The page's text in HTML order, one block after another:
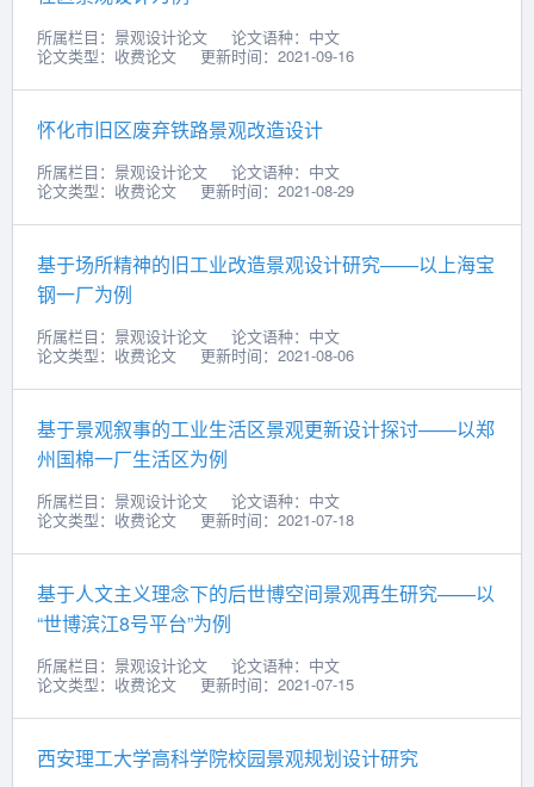
所属栏目：景观设计论文
论文语种：中文
论文类型：收费论文
更新时间：2021-09-16
怀化市旧区废弃铁路景观改造设计
所属栏目：景观设计论文
论文语种：中文
论文类型：收费论文
更新时间：2021-08-29
基于场所精神的旧工业改造景观设计研究——以上海宝
钢一厂为例
所属栏目：景观设计论文
论文语种：中文
论文类型：收费论文
更新时间：2021-08-06
基于景观叙事的工业生活区景观更新设计探讨——以郑
州国棉一厂生活区为例
所属栏目：景观设计论文
论文语种：中文
论文类型：收费论文
更新时间：2021-07-18
基于人文主义理念下的后世博空间景观再生研究——以
“世博滨江8号平台”为例
所属栏目：景观设计论文
论文语种：中文
论文类型：收费论文
更新时间：2021-07-15
西安理工大学高科学院校园景观规划设计研究